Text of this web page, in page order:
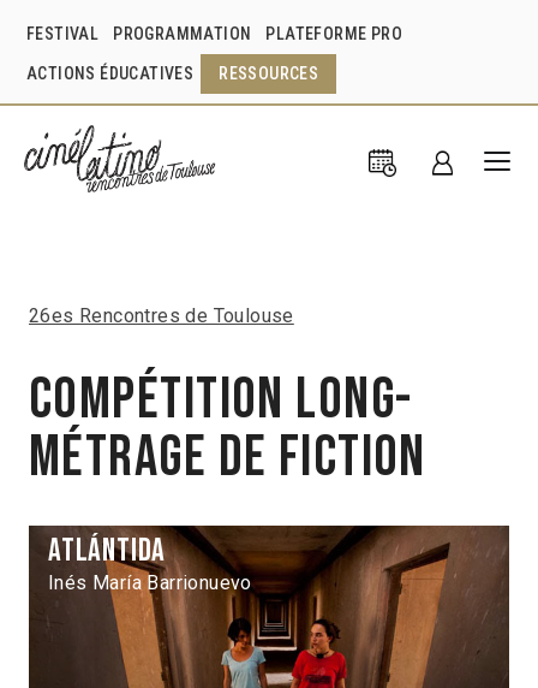
FESTIVAL PROGRAMMATION PLATEFORME PRO
ACTIONS ÉDUCATIVES RESSOURCES
26es Rencontres de Toulouse
Compétition Long-
métrage de fiction
Atlántida
Inés María Barrionuevo